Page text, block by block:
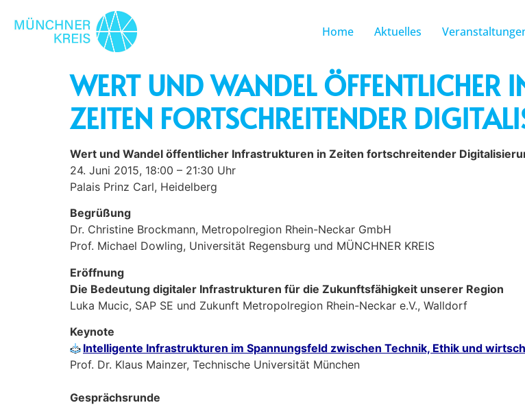
Home Aktuelles
WERT UND WANDEL ÖFFENTLICHER
ZEITEN FORTSCHREITENDER
Wert und Wandel öffentlicher Infrastrukturen in Zeiten fortschreitender
24. Juni 2015, 18:00 – 21:30 Uhr
Palais Prinz Carl, Heidelberg
Begrüßung
Dr. Christine Brockmann, Metropolregion Rhein-Neckar GmbH
Prof. Michael Dowling, Universität Regensburg und MÜNCHNER KREIS
Eröffnung
Die Bedeutung digitaler Infrastrukturen für die Zukunftsfähigkeit unserer Region
Luka Mucic, SAP SE und Zukunft Metropolregion Rhein-Neckar e.V., Walldorf
Keynote
Intelligente Infrastrukturen im Spannungsfeld zwischen Technik, Ethik und
Prof. Dr. Klaus Mainzer, Technische Universität München
Gesprächsrunde